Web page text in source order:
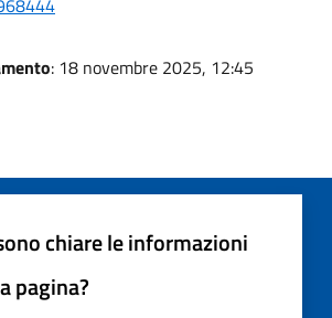
: 18 novembre 2025, 12:45
chiare le informazioni
pagina?